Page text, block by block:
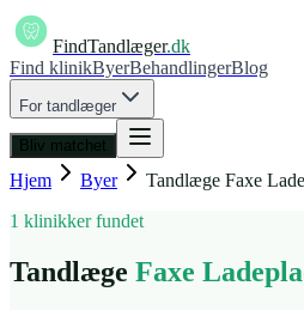
FindTandlæger.dk
Find klinikByerBehandlingerBlog
For tandlæger
Bliv matchet
Hjem Byer Tandlæge Faxe
1 klinikker fundet
Tandlæge Faxe